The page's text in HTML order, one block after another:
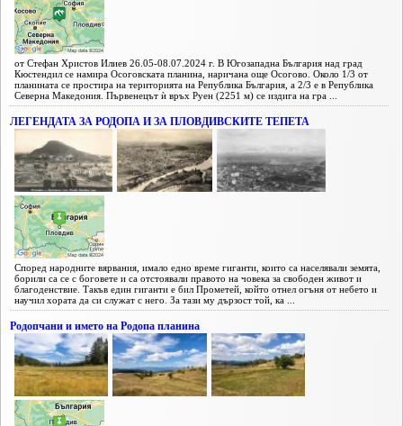
от Стефан Христов Илиев 26.05-08.07.2024 г. В Югозападна България над град
Кюстендил се намира Осоговската планина, наричана още Осогово. Около 1/3 от
планината се простира на територията на Република България, а 2/3 е в Република
Северна Македония. Първенецът ѝ връх Руен (2251 м) се издига на гра ...
ЛЕГЕНДАТА ЗА РОДОПА И ЗА ПЛОВДИВСКИТЕ ТЕПЕТА
Според народните вярвания, имало едно време гиганти, които са населявали земята,
борили са се с боговете и са отстоявали правото на човека за свободен живот и
благоденствие. Такъв един гиганти е бил Прометей, който отнел огъня от небето и
научил хората да си служат с него. За тази му дързост той, ка ...
Родопчани и името на Родопа планина